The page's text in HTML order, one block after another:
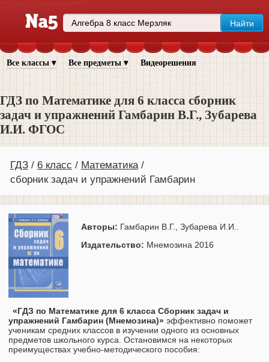
Все классы ▾ Все предметы ▾ Видеорешения
ГДЗ по Математике для 6 класса сборник
задач и упражнений Гамбарин В.Г., Зубарева
И.И. ФГОС
ГДЗ 6 класс
Математика
сборник задач и упражнений Гамбарин
Авторы: Гамбарин В.Г., Зубарева И.И..
Издательство: Мнемозина 2016
«ГДЗ по Математике для 6 класса Сборник задач и
упражнений Гамбарин (Мнемозина)» эффективно поможет
ученикам средних классов в изучении одного из основных
предметов школьного курса. Остановимся на некоторых
преимуществах учебно-методического пособия: